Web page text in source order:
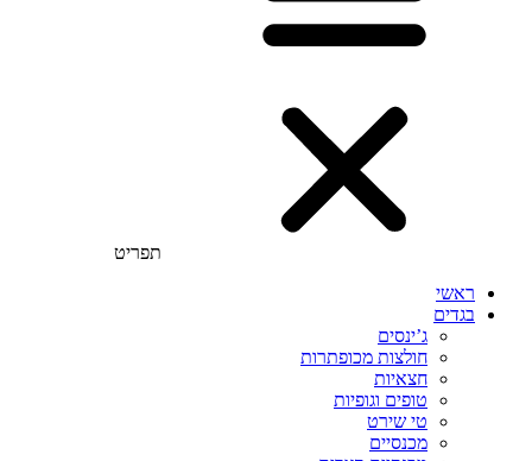
תפריט
ראשי
בגדים
ג’ינסים
חולצות מכופתרות
חצאיות
טופים וגופיות
טי שירט
מכנסיים